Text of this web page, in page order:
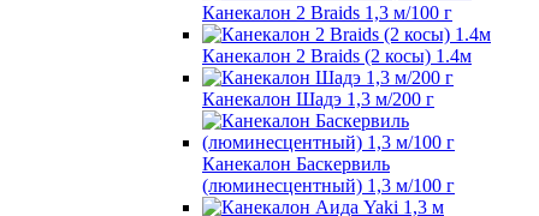
Канекалон 2 Braids 1,3 м/100 г
Канекалон 2 Braids (2 косы) 1.4м
Канекалон Шадэ 1,3 м/200 г
Канекалон Баскервиль
(люминесцентный) 1,3 м/100 г